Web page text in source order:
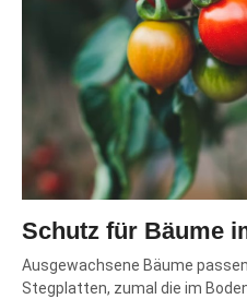
Schutz für Bäume
Ausgewachsene Bäume
Stegplatten, zumal die im